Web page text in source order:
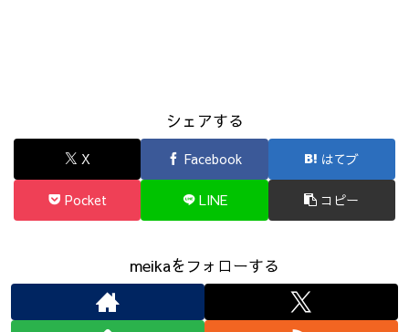
シェアする
X Facebook はてブ
Pocket LINE コピー
meikaをフォローする